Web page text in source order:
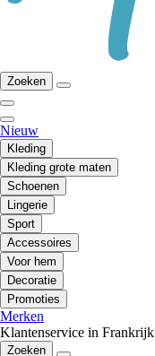
Zoeken
Nieuw
Kleding
Kleding grote maten
Schoenen
Lingerie
Sport
Accessoires
Voor hem
Decoratie
Promoties
Merken
Klantenservice in Frankrijk
Zoeken